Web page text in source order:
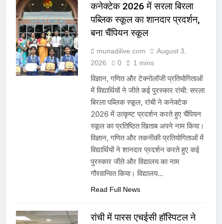
कनेक्टेक 2026 में सरला बिरला
पब्लिक स्कूल का शानदार प्रदर्शन,
बना चैंपियन स्कूल
munadilive.com
August 3,
2026
0 1 mins
विज्ञान, गणित और टेक्नोलॉजी प्रतियोगिताओं
में विद्यार्थियों ने जीते कई पुरस्कार रांची: सरला
बिरला पब्लिक स्कूल, रांची ने कनेक्टेक
2026 में उत्कृष्ट प्रदर्शन करते हुए चैंपियन
स्कूल का प्रतिष्ठित खिताब अपने नाम किया।
विज्ञान, गणित और तकनीकी प्रतियोगिताओं में
विद्यार्थियों ने शानदार प्रदर्शन करते हुए कई
पुरस्कार जीते और विद्यालय का नाम
गौरवान्वित किया। विद्यालय…
Read Full News
रांची में पारस एचईसी हॉस्पिटल ने